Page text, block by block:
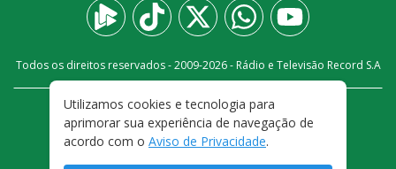
Todos os direitos reservados - 2009-2026- Rádio e Televisão Record S.A
FALE CONOSCO
PRIVACIDADE
TERMOS E CONDIÇÕES DE USO
Utilizamos cookies e tecnologia para
aprimorar sua experiência de navegação de
acordo com o Aviso de Privacidade.